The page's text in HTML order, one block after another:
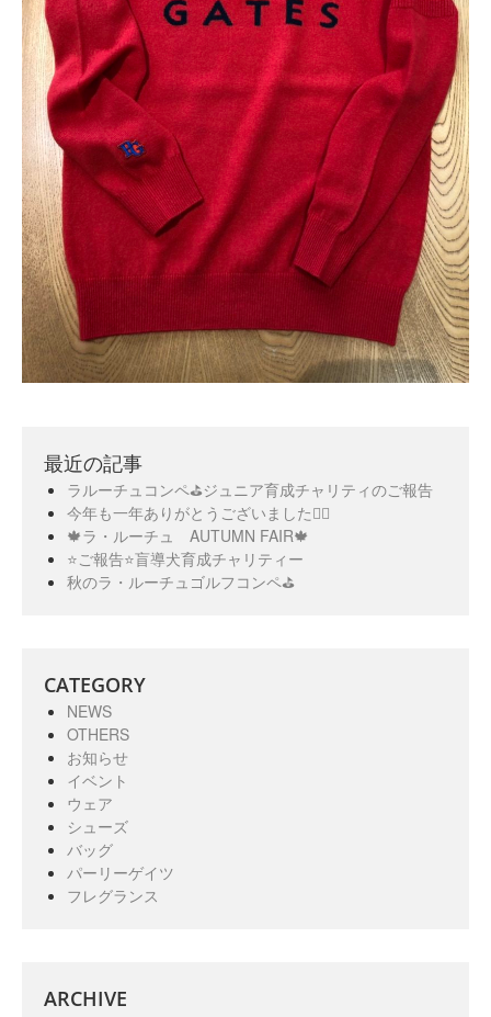
最近の記事
ラルーチュコンペ⛳️ジュニア育成チャリティのご報告
今年も一年ありがとうございました🙇‍♀️
🍁ラ・ルーチュ AUTUMN FAIR🍁
⭐️ご報告⭐️盲導犬育成チャリティー
秋のラ・ルーチュゴルフコンペ⛳️
CATEGORY
NEWS
OTHERS
お知らせ
イベント
ウェア
シューズ
バッグ
パーリーゲイツ
フレグランス
ARCHIVE